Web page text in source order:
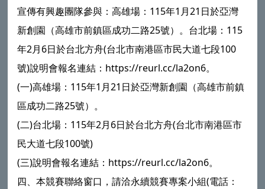
宣傳有興趣團隊參與：高雄場：115年1月21日於亞灣
新創園（高雄市前鎮區成功二路25號）。台北場：115
年2月6日於台北方舟(台北市南港區市民大道七段100
號)說明會報名連結：https://reurl.cc/la2on6。
(一)高雄場：115年1月21日於亞灣新創園（高雄市前鎮
區成功二路25號）。
(二)台北場：115年2月6日於台北方舟(台北市南港區市
民大道七段100號)
(三)說明會報名連結：https://reurl.cc/la2on6。
四、本競賽聯絡窗口，請洽永續競賽專案小組(電話：